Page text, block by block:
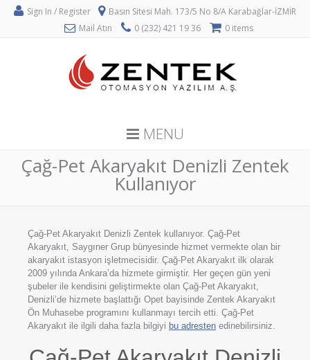
Sign In / Register
Basın Sitesi Mah. 173/5 No 8/A Karabağlar-İZMİR
Mail Atın
0 (232) 421 19 36 0 items
MENU
Çağ-Pet Akaryakıt Denizli Zentek
Kullanıyor
Çağ-Pet Akaryakıt Denizli Zentek kullanıyor. Çağ-Pet
Akaryakıt, Saygıner Grup bünyesinde hizmet vermekte olan bir
akaryakıt istasyon işletmecisidir. Çağ-Pet Akaryakıt ilk olarak
2009 yılında Ankara’da hizmete girmiştir. Her geçen gün yeni
şubeler ile kendisini geliştirmekte olan Çağ-Pet Akaryakıt,
Denizli’de hizmete başlattığı Opet bayisinde Zentek Akaryakıt
Ön Muhasebe programını kullanmayı tercih etti. Çağ-Pet
Akaryakıt ile ilgili daha fazla bilgiyi bu adresten edinebilirsiniz.